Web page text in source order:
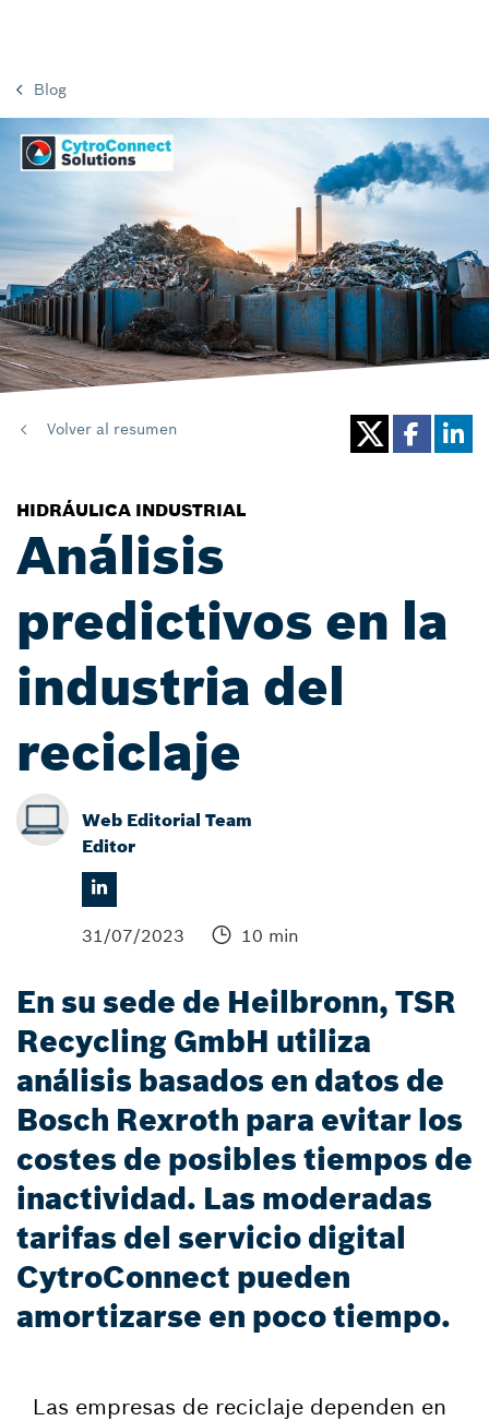
Blog
Volver al resumen
HIDRÁULICA INDUSTRIAL
Análisis
predictivos en la
industria del
reciclaje
Web Editorial Team
Editor
31/07/2023 10 min
En su sede de Heilbronn, TSR
Recycling GmbH utiliza
análisis basados en datos de
Bosch Rexroth para evitar los
costes de posibles tiempos de
inactividad. Las moderadas
tarifas del servicio digital
CytroConnect pueden
amortizarse en poco tiempo.
Las empresas de reciclaje dependen en